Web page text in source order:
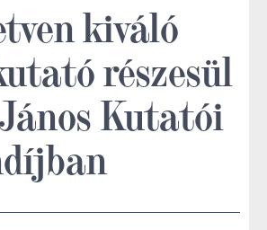
kiváló
részesül
Kutatói